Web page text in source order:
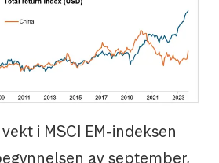
i MSCI EM-indeksen
av september,